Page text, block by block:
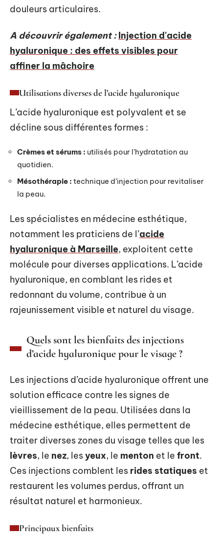
douleurs articulaires.
A découvrir également : Injection d'acide
hyaluronique : des effets visibles pour
affiner la mâchoire
Utilisations diverses de l’acide hyaluronique
L’acide hyaluronique est polyvalent et se
décline sous différentes formes :
Crèmes et sérums : utilisés pour l’hydratation au
quotidien.
Mésothérapie : technique d’injection pour revitaliser
la peau.
Les spécialistes en médecine esthétique,
notamment les praticiens de l’acide
hyaluronique à Marseille, exploitent cette
molécule pour diverses applications. L’acide
hyaluronique, en comblant les rides et
redonnant du volume, contribue à un
rajeunissement visible et naturel du visage.
Quels sont les bienfaits des injections
d’acide hyaluronique pour le visage ?
Les injections d’acide hyaluronique offrent une
solution efficace contre les signes de
vieillissement de la peau. Utilisées dans la
médecine esthétique, elles permettent de
traiter diverses zones du visage telles que les
lèvres, le nez, lesyeux, le menton et le front.
Ces injections comblent les rides statiques et
restaurent les volumes perdus, offrant un
résultat naturel et harmonieux.
Principaux bienfaits